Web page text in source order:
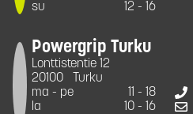
su
12 - 16
Powergrip Turku
Lonttistentie 12
20100
Turku
ma - pe
11 - 18
la
10 - 16